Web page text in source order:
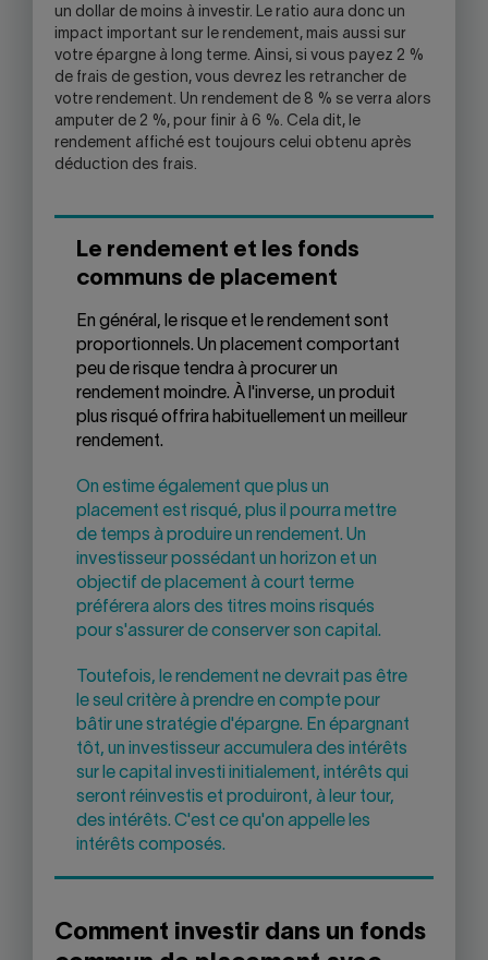
un dollar de moins à investir. Le ratio aura donc un
impact important sur le rendement, mais aussi sur
votre épargne à long terme. Ainsi, si vous payez 2 %
de frais de gestion, vous devrez les retrancher de
votre rendement. Un rendement de 8 % se verra alors
amputer de 2 %, pour finir à 6 %. Cela dit, le
rendement affiché est toujours celui obtenu après
déduction des frais.
Le rendement et les fonds
communs de placement
En général, le risque et le rendement sont
proportionnels. Un placement comportant
peu de risque tendra à procurer un
rendement moindre. À l'inverse, un produit
plus risqué offrira habituellement un meilleur
rendement.
On estime également que plus un
placement est risqué, plus il pourra mettre
de temps à produire un rendement. Un
investisseur possédant un horizon et un
objectif de placement à court terme
préférera alors des titres moins risqués
pour s'assurer de conserver son capital.
Toutefois, le rendement ne devrait pas être
le seul critère à prendre en compte pour
bâtir une stratégie d'épargne. En épargnant
tôt, un investisseur accumulera des intérêts
sur le capital investi initialement, intérêts qui
seront réinvestis et produiront, à leur tour,
des intérêts. C'est ce qu'on appelle les
intérêts composés.
Comment investir dans un fonds